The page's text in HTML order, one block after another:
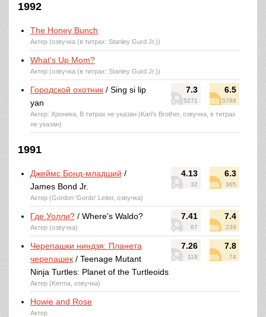
1992
The Honey Bunch
Актер (озвучка (в титрах: Stanley Gurd Jr.))
What's Up Mom?
Актер (озвучка (в титрах: Stanley Gurd Jr.))
7.3
5271
6.5
5788
Городской охотник / Sing si lip
yan
Актер: Хроника, В титрах не указан (Kari's Brother, озвучка, в титрах
не указан)
1991
4.13
32
6.3
365
Джеймс Бонд-младший /
James Bond Jr.
Актер (Gordon 'Gordo' Leiter, озвучка)
7.41
67
7.4
239
Где Уолли? / Where's Waldo?
Актер (озвучка)
7.26
118
7.8
74
Черепашки ниндзя: Планета
черепашек / Teenage Mutant
Ninja Turtles: Planet of the Turtleoids
Актер (Kerma, озвучка)
Howie and Rose
Актер